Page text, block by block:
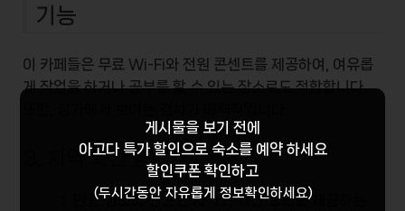
기능
이 카페들은 무료 Wi-Fi와 전원 콘센트를 제공하여, 여유롭
게 작업을 하거나 공부를 할 수 있는 장소로도 적합합니다.
3, 지역 특산 음식점
단풍 명소에 인근한 지역의 특산 요리를 제공하는
게시물을 보기 전에
아고다 특가 할인으로 숙소를 예약 하세요
할인쿠폰 확인하고
(두시간동안 자유롭게 정보확인하세요)